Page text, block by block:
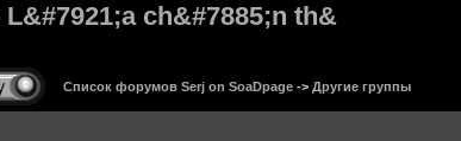
ch&#7885;n th&
Список форумов Serj on SoaDpage-> Другие группы